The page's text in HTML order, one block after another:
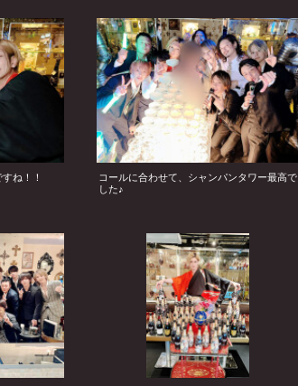
ね！！
コールに合わせて、シャンパンタワー最高で
した♪